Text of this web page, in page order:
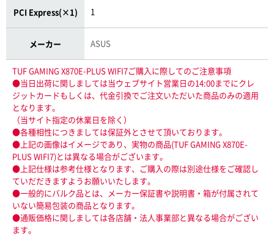
PCI Express(×1) 1
メーカー ASUS
TUF GAMING X870E-PLUS WIFI7ご購入に際してのご注意事項
●当日出荷に関しましては当ウェブサイト営業日の14:00までにクレ
ジットカードもしくは、代金引換でご注文いただいた商品のみの適用
となります。
（当サイト指定の休業日を除く）
●各種相性につきましては保証外とさせて頂いております。
●上記の画像はイメージであり、実物の商品(TUF GAMING X870E-
PLUS WIFI7)とは異なる場合がございます。
●上記仕様は参考仕様となります、ご購入の際は別途仕様をご確認し
ていだだきますようお願いいたします。
●一般的にバルク品とは、メーカー保証書や説明書・箱が付属されて
いない簡易包装の商品となります。
●通販価格に関しましては各店舗・法人事業部と異なる場合がござい
ます。